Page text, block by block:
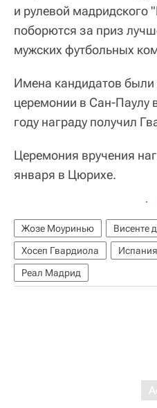
и рулевой мадридского
поборются за приз
мужских футбольных
Имена кандидатов
церемонии в Сан-Паулу
году награду получил
Церемония вручения
января в Цюрихе.
Жозе Моуринью
Висенте
Хосеп Гвардиола
Испания
Реал Мадрид